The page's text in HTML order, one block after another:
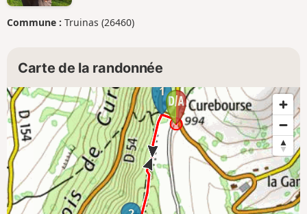
Commune : Truinas (26460)
Carte de la randonnée
1